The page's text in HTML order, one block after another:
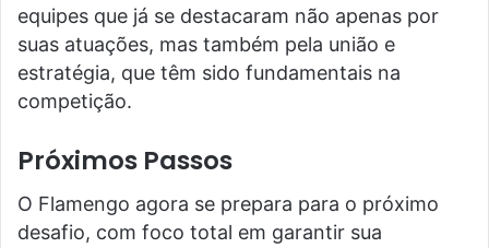
equipes que já se destacaram não apenas por
suas atuações, mas também pela união e
estratégia, que têm sido fundamentais na
competição.
Próximos Passos
O Flamengo agora se prepara para o próximo
desafio, com foco total em garantir sua